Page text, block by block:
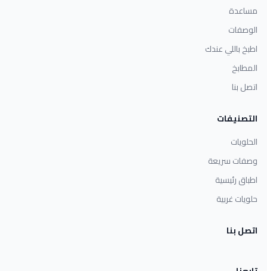
مساعدة
الوصفات
اطبخ باللي عندك
المطابخ
اتصل بنا
التصنيفات
الحلويات
وصفات سريعة
اطباق رئيسية
حلويات غربية
اتصل بنا